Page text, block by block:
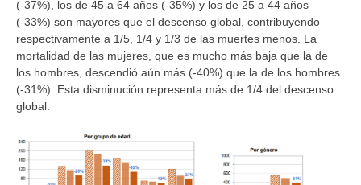
(-37%), los de 45 a 64 años (-35%) y los de 25 a 44 años
(-33%) son mayores que el descenso global, contribuyendo
respectivamente a 1/5, 1/4 y 1/3 de las muertes menos. La
mortalidad de las mujeres, que es mucho más baja que la de
los hombres, descendió aún más (-40%) que la de los hombres
(-31%). Esta disminución representa más de 1/4 del descenso
global.